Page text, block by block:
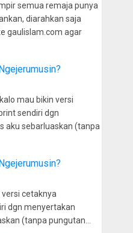
semua remaja punya
diarahkan saja
gaulislam.com agar
mau bikin versi
sendiri dgn
aku sebarluaskan (tanpa
versi cetaknya
dgn menyertakan
(tanpa pungutan…